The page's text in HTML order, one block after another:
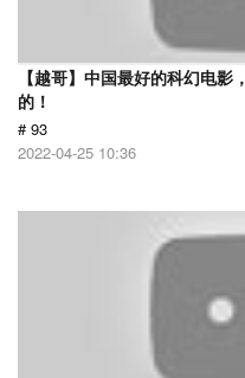
【越哥】中国最好的科幻电
的！
# 93
2022-04-25 10:36